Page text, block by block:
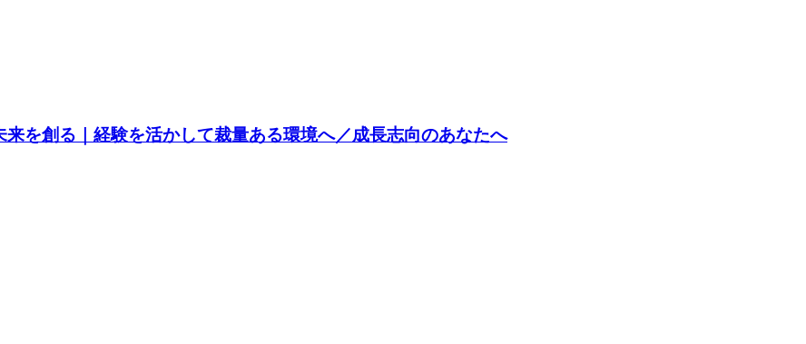
を創る｜経験を活かして裁量ある環境へ／成長志向のあなたへ